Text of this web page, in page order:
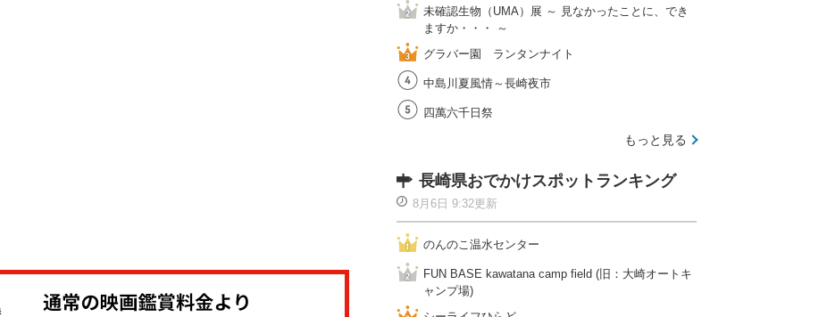
未確認生物（UMA）展 ～ 見なかったことに、でき
ますか・・・ ～
グラバー園 ランタンナイト
中島川夏風情～長崎夜市
四萬六千日祭
もっと見る
長崎県おでかけスポットランキング
8月6日 9:32更新
のんのこ温水センター
FUN BASE kawatana camp field (旧：大崎オートキ
ャンプ場)